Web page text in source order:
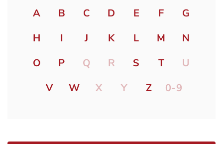
A B C D E F
G
H
I J K L M
N
O
P Q R S T
U
V
W X Y Z 0-9